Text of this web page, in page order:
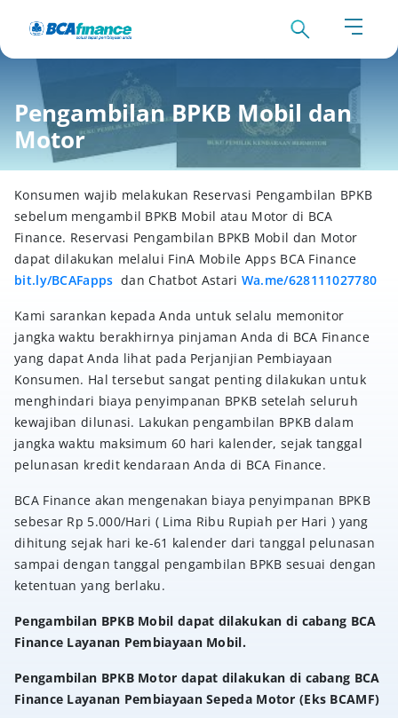
Pengambilan BPKB Mobil dan
Motor
Konsumen wajib melakukan Reservasi Pengambilan BPKB
sebelum mengambil BPKB Mobil atau Motor di BCA
Finance. Reservasi Pengambilan BPKB Mobil dan Motor
dapat dilakukan melalui FinA Mobile Apps BCA Finance
bit.ly/BCAFapps dan Chatbot Astari Wa.me/628111027780
Kami sarankan kepada Anda untuk selalu memonitor
jangka waktu berakhirnya pinjaman Anda di BCA Finance
yang dapat Anda lihat pada Perjanjian Pembiayaan
Konsumen. Hal tersebut sangat penting dilakukan untuk
menghindari biaya penyimpanan BPKB setelah seluruh
kewajiban dilunasi. Lakukan pengambilan BPKB dalam
jangka waktu maksimum 60 hari kalender, sejak tanggal
pelunasan kredit kendaraan Anda di BCA Finance.
BCA Finance akan mengenakan biaya penyimpanan BPKB
sebesar Rp 5.000/Hari ( Lima Ribu Rupiah per Hari ) yang
dihitung sejak hari ke-61 kalender dari tanggal pelunasan
sampai dengan tanggal pengambilan BPKB sesuai dengan
ketentuan yang berlaku.
Pengambilan BPKB Mobil dapat dilakukan di cabang BCA
Finance Layanan Pembiayaan Mobil.
Pengambilan BPKB Motor dapat dilakukan di cabang BCA
Finance Layanan Pembiayaan Sepeda Motor (Eks BCAMF)